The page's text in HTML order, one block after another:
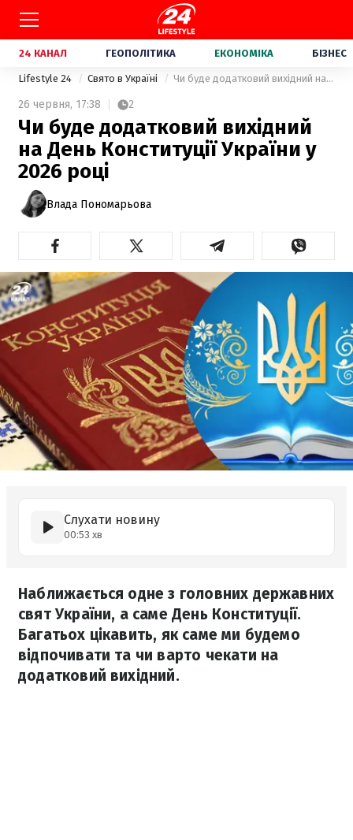
24 КАНАЛ ГЕОПОЛІТИКА ЕКОНОМІКА БІЗНЕС
Lifestyle 24 Свято в Україні Чи буде додатковий вихідний на День Конституції України у 2026 році
26 червня, 17:38 2
Чи буде додатковий вихідний
на День Конституції України у
2026 році
Влада Пономарьова
Слухати новину
00:53 хв
Наближається одне з головних державних
свят України, а саме День Конституції.
Багатьох цікавить, як саме ми будемо
відпочивати та чи варто чекати на
додатковий вихідний.